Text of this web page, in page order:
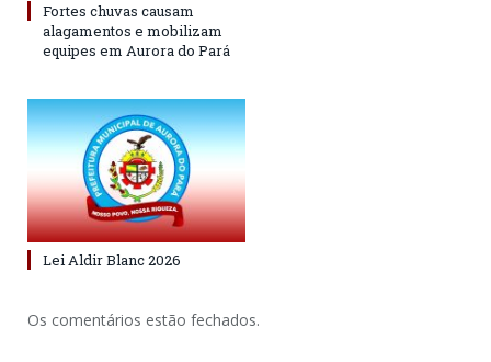
Fortes chuvas causam
alagamentos e mobilizam
equipes em Aurora do Pará
Lei Aldir Blanc 2026
Os comentários estão fechados.